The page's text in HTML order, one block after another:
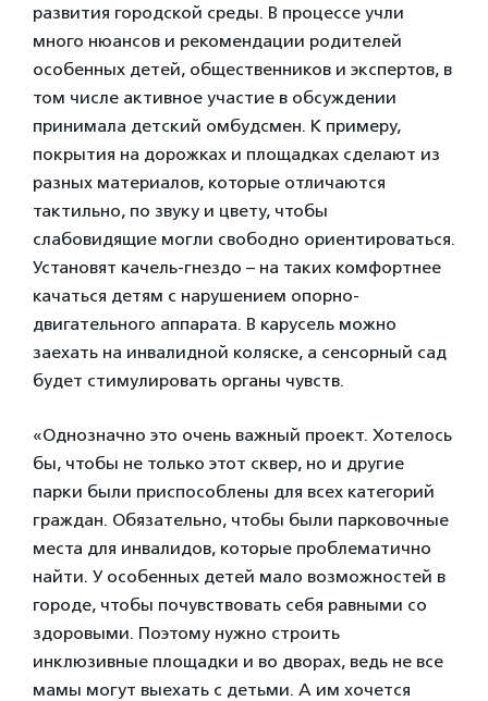
развития городской среды. В процессе учли
много нюансов и рекомендации родителей
особенных детей, общественников и экспертов, в
том числе активное участие в обсуждении
принимала детский омбудсмен. К примеру,
покрытия на дорожках и площадках сделают из
разных материалов, которые отличаются
тактильно, по звуку и цвету, чтобы
слабовидящие могли свободно ориентироваться.
Установят качель-гнездо – на таких комфортнее
качаться детям с нарушением опорно-
двигательного аппарата. В карусель можно
заехать на инвалидной коляске, а сенсорный сад
будет стимулировать органы чувств.
«Однозначно это очень важный проект. Хотелось
бы, чтобы не только этот сквер, но и другие
парки были приспособлены для всех категорий
граждан. Обязательно, чтобы были парковочные
места для инвалидов, которые проблематично
найти. У особенных детей мало возможностей в
городе, чтобы почувствовать себя равными со
здоровыми. Поэтому нужно строить
инклюзивные площадки и во дворах, ведь не все
мамы могут выехать с детьми. А им хочется